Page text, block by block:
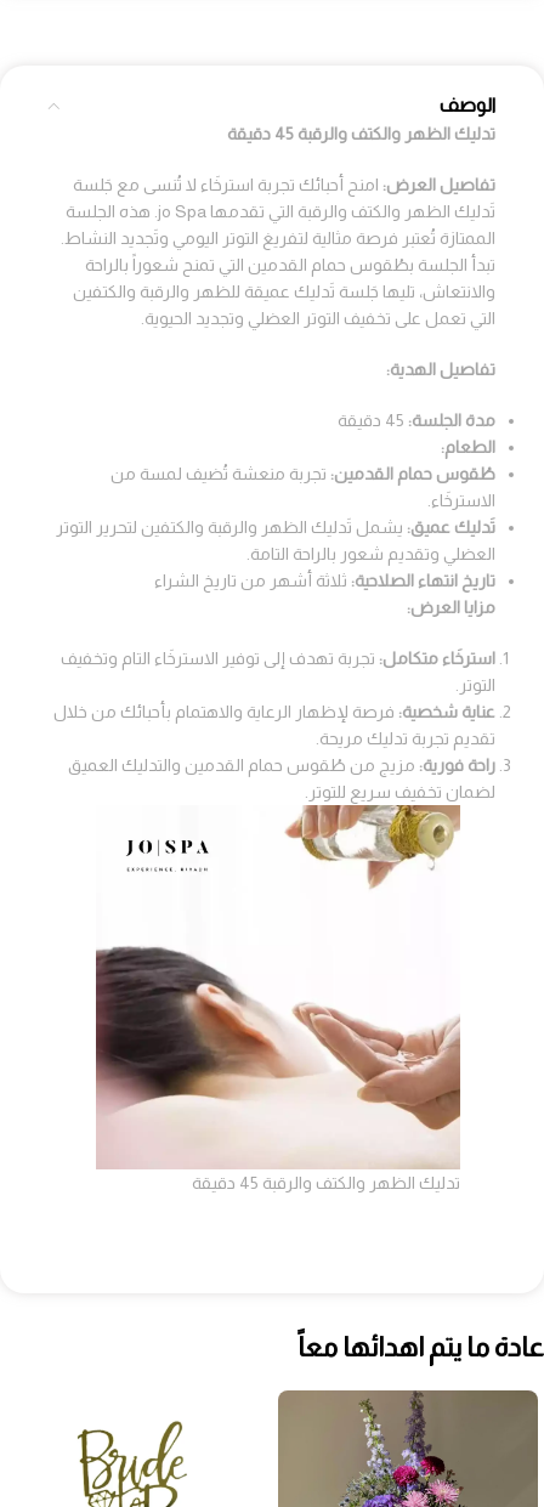
الوصف
تدليك الظهر والكتف والرقبة 45 دقيقة
تفاصيل العرض: امنح أحبائك تجربة استرخَاء لا تُنسى مع جَلسة
تَدليك الظهر والكتف والرقبة التي تقدمها jo Spa. هذه الجلسة
الممتازة تُعتبر فرصة مثالية لتفريغ التوتر اليومي وتَجديد النشاط.
تبدأ الجلسة بطُقوس حمام القدمين التي تمنح شعوراً بالراحة
والانتعاش، تليها جَلسة تَدليك عميقة للظهر والرقبة والكتفين
التي تعمل على تخفيف التوتر العضلي وتجديد الحيوية.
تفاصيل الهدية:
مدة الجلسة:
الطعام:
طُقوس حمام القدمين: تجربة منعشة تُضيف لمسة من
الاسترخَاء.
تَدليك عميق: يشمل تَدليك الظهر والرقبة والكتفين لتحرير التوتر
العضلي وتقديم شعور بالراحة التامة.
تاريخ انتهاء الصلاحية: ثلاثة أشهر من تاريخ الشراء
مزايا العرض:
استرخَاء متكامل: تجربة تهدف إلى توفير الاسترخَاء التام وتخفيف
التوتر.
عناية شخصية: فرصة لإظهار الرعاية والاهتمام بأحبائك من خلال
تقديم تجربة تدليك مريحة.
راحة فورية: مزيج من طُقوس حمام القدمين والتدليك العميق
لضمان تخفيف سريع للتوتر.
تدليك الظهر والكتف والرقبة 45 دقيقة
عادة ما يتم اهدائها معاً